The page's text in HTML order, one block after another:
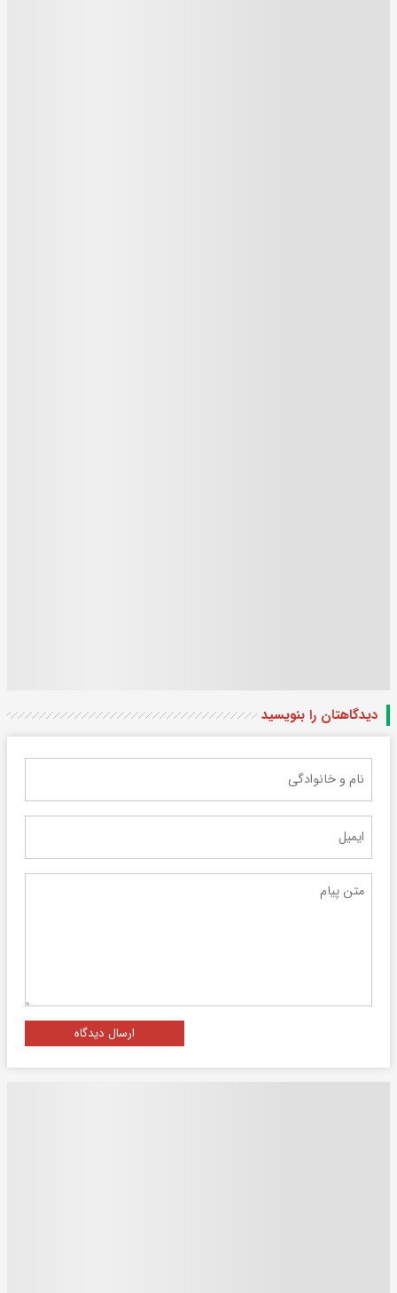
دیدگاهتان را بنویسید
ارسال دیدگاه